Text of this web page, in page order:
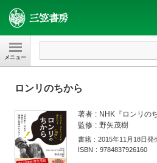
三笠書房
ロンリのちから
著者
NHK『ロンリの
監修
野矢茂樹
書籍
2015年11月18日発
ISBN
9784837926160